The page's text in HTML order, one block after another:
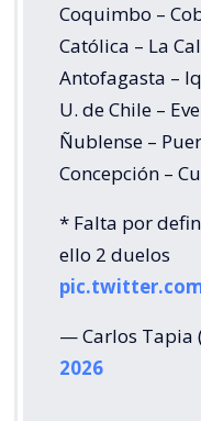
Coquimbo –
Católica – La
Antofagasta –
U. de Chile –
Ñublense –
Concepción –
* Falta por
ello 2 duelos
— Carlos Tapia
2026